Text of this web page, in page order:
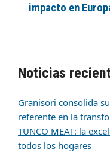
impacto en
Noticias
Granisori consolida
referente en la
TUNCO MEAT: la
todos los hogares